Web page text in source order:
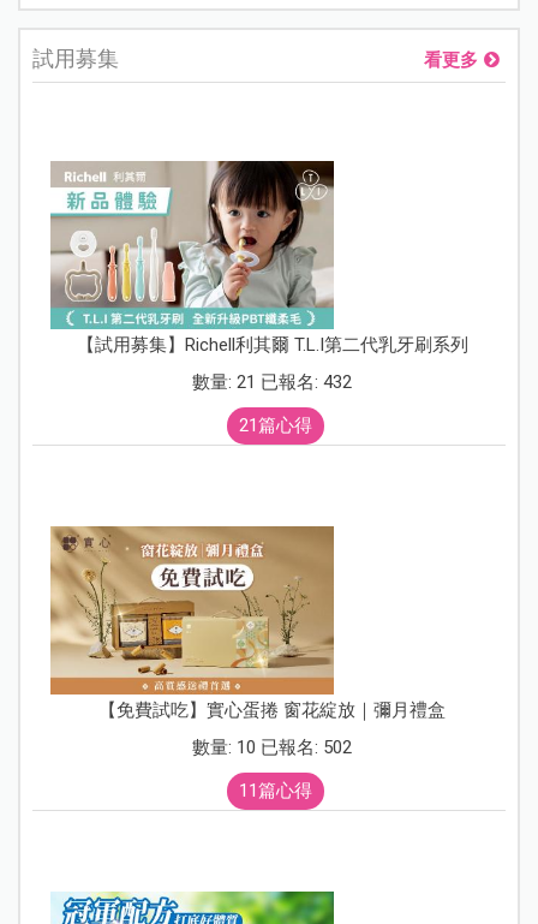
試用募集 看更多
【試用募集】Richell利其爾 T.L.I第二代乳牙刷系列
數量: 21 已報名: 432
21篇心得
【免費試吃】實心蛋捲 窗花綻放｜彌月禮盒
數量: 10 已報名: 502
11篇心得